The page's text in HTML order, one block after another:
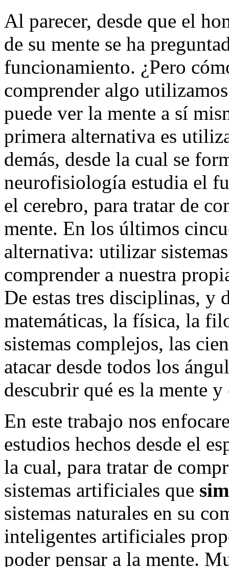
Al parecer, desde que el
de su mente se ha
funcionamiento. ¿Pero
comprender algo
puede ver la mente a sí
primera alternativa es
demás, desde la cual se
neurofisiología estudia el
el cerebro, para tratar de
mente. En los últimos
alternativa: utilizar
comprender a nuestra
De estas tres disciplinas, y
matemáticas, la física, la
sistemas complejos, las
atacar desde todos los
descubrir qué es la mente
En este trabajo nos
estudios hechos desde el
la cual, para tratar de
sistemas artificiales que
sistemas naturales en su
inteligentes artificiales
poder pensar a la mente.